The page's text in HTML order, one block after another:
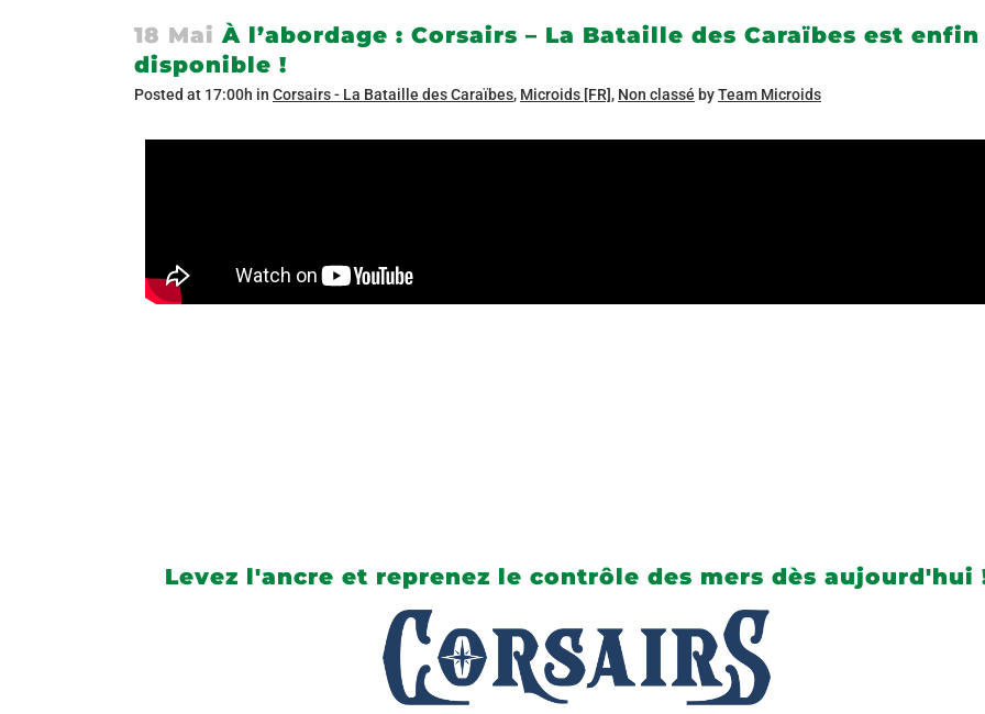
18 Mai À l’abordage : Corsairs – La Bataille des Caraïbes est enfin
disponible !
Posted at 17:00h in Corsairs - La Bataille des Caraïbes, Microids [FR], Non classé byTeam Microids
Levez l'ancre et reprenez le contrôle des mers dès aujourd'hui